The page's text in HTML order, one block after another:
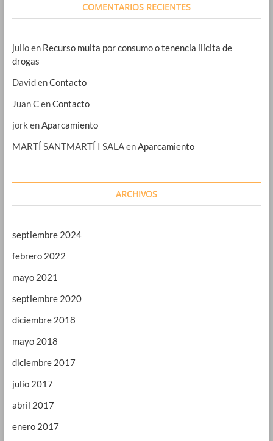
COMENTARIOS RECIENTES
julioen Recurso multa por consumo o tenencia ilícita de
drogas
DavidenContacto
Juan CenContacto
jork en Aparcamiento
MARTÍ SANTMARTÍ I SALAen Aparcamiento
ARCHIVOS
septiembre 2024
febrero 2022
mayo 2021
septiembre 2020
diciembre 2018
mayo 2018
diciembre 2017
julio 2017
abril 2017
enero 2017